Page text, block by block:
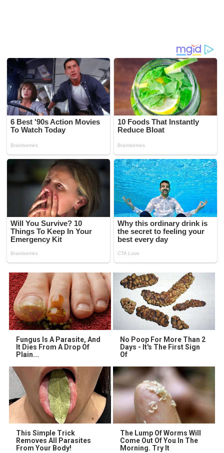
Fungus Is A Parasite, And
It Dies From A Drop Of
Plain...
No Poop For More Than 2
Days - It's The First Sign
Of
This Simple Trick
Removes All Parasites
From Your Body!
The Lump Of Worms Will
Come Out Of You In The
Morning. Try It